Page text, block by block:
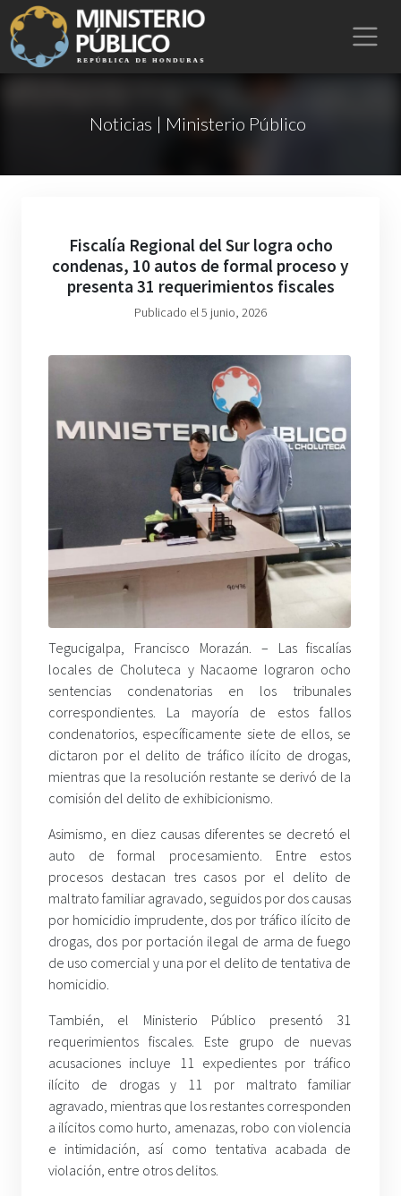
Noticias | Ministerio Público
Fiscalía Regional del Sur logra ocho
condenas, 10 autos de formal proceso y
presenta 31 requerimientos fiscales
Publicado el 5 junio, 2026
Tegucigalpa, Francisco Morazán. –
Las fiscalías
locales de Choluteca y Nacaome lograron ocho
sentencias condenatorias en los tribunales
correspondientes. La mayoría de estos fallos
condenatorios, específicamente siete de ellos, se
dictaron por el delito de tráfico ilícito de drogas,
mientras que la resolución restante se derivó de la
comisión del delito de exhibicionismo.
Asimismo, en diez causas diferentes se decretó el
auto de formal procesamiento. Entre estos
procesos destacan tres casos por el delito de
maltrato familiar agravado, seguidos por dos causas
por homicidio imprudente, dos por tráfico ilícito de
drogas, dos por portación ilegal de arma de fuego
de uso comercial y una por el delito de tentativa de
homicidio.
También, el Ministerio Público presentó 31
requerimientos fiscales. Este grupo de nuevas
acusaciones incluye 11 expedientes por tráfico
ilícito de drogas y 11 por maltrato familiar
agravado, mientras que los restantes corresponden
a ilícitos como hurto, amenazas, robo con violencia
e intimidación, así como tentativa acabada de
violación, entre otros delitos.